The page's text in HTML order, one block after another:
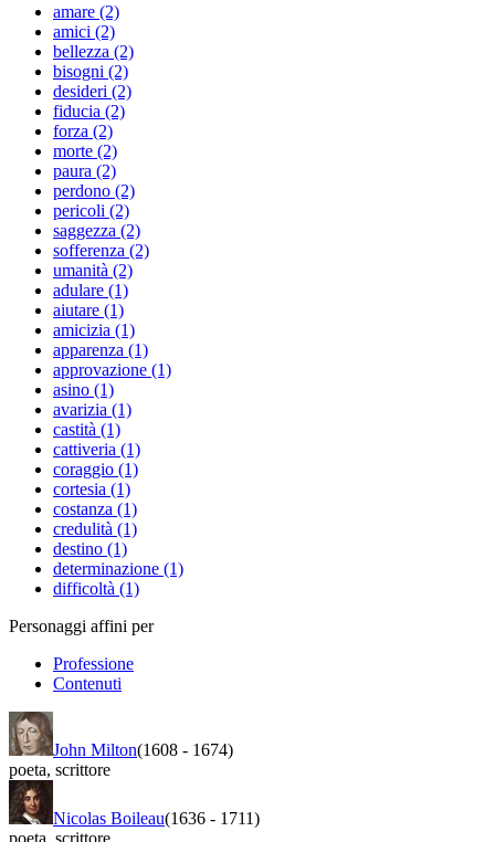
amare (2)
amici (2)
bellezza (2)
bisogni (2)
desideri (2)
fiducia (2)
forza (2)
morte (2)
paura (2)
perdono (2)
pericoli (2)
saggezza (2)
sofferenza (2)
umanità (2)
adulare (1)
aiutare (1)
amicizia (1)
apparenza (1)
approvazione (1)
asino (1)
avarizia (1)
castità (1)
cattiveria (1)
coraggio (1)
cortesia (1)
costanza (1)
credulità (1)
destino (1)
determinazione (1)
difficoltà (1)
Personaggi affini per
Professione
Contenuti
John Milton(1608 - 1674)
poeta, scrittore
Nicolas Boileau(1636 - 1711)
poeta, scrittore